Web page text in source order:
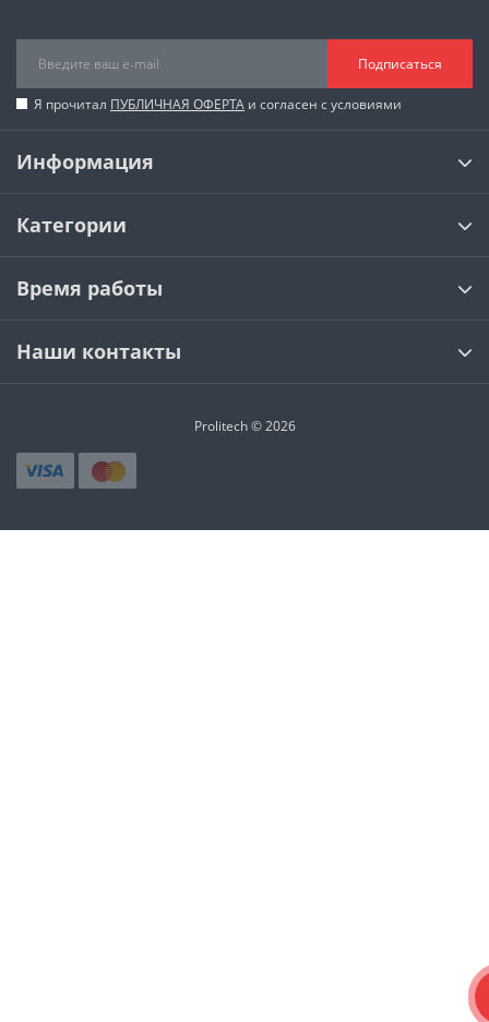
Подписаться
Я прочитал ПУБЛИЧНАЯ ОФЕРТА и согласен с условиями
Информация
Категории
Время работы
Наши контакты
Prolitech © 2026